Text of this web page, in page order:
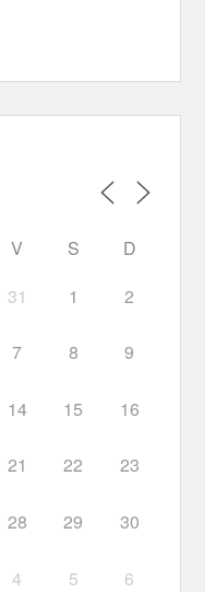
V S
D
31 1 2
7 8 9
14 15 16
21 22 23
28 29 30
4 5 6